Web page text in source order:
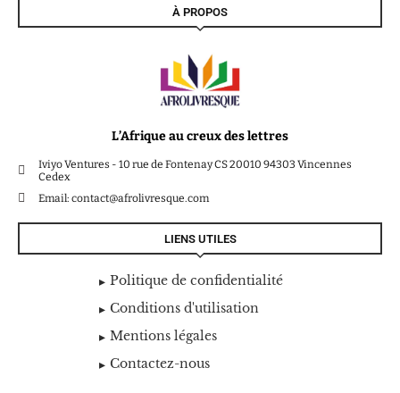
À PROPOS
L’Afrique au creux des lettres
Iviyo Ventures - 10 rue de Fontenay CS 20010 94303 Vincennes
Cedex
Email: contact@afrolivresque.com
LIENS UTILES
Politique de confidentialité
Conditions d'utilisation
Mentions légales
Contactez-nous